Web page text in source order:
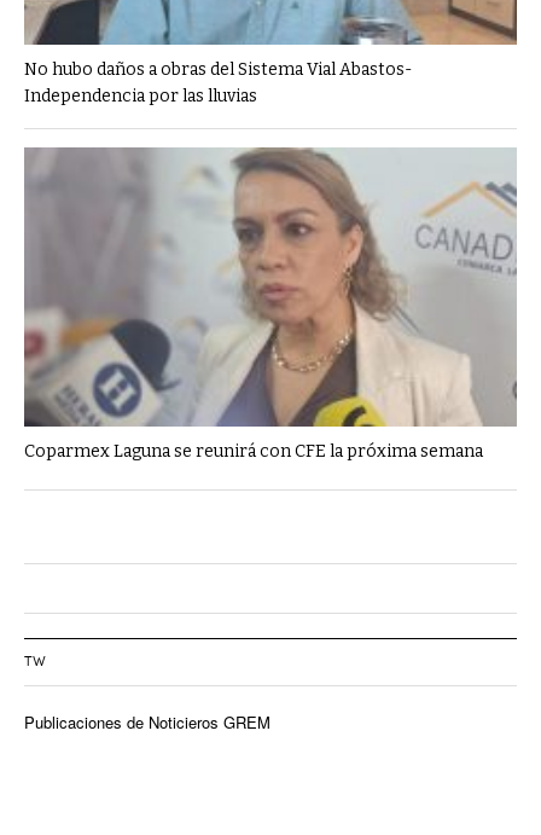
No hubo daños a obras del Sistema Vial Abastos-
Independencia por las lluvias
Coparmex Laguna se reunirá con CFE la próxima semana
TW
Publicaciones de Noticieros GREM